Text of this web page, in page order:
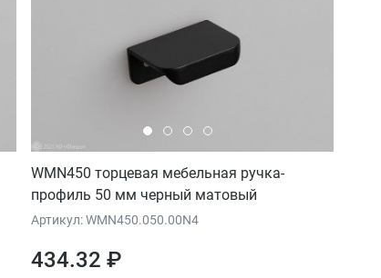
WMN450 торцевая мебельная ручка-
профиль 50 мм черный матовый
Артикул: WMN450.050.00N4
434.32 ₽